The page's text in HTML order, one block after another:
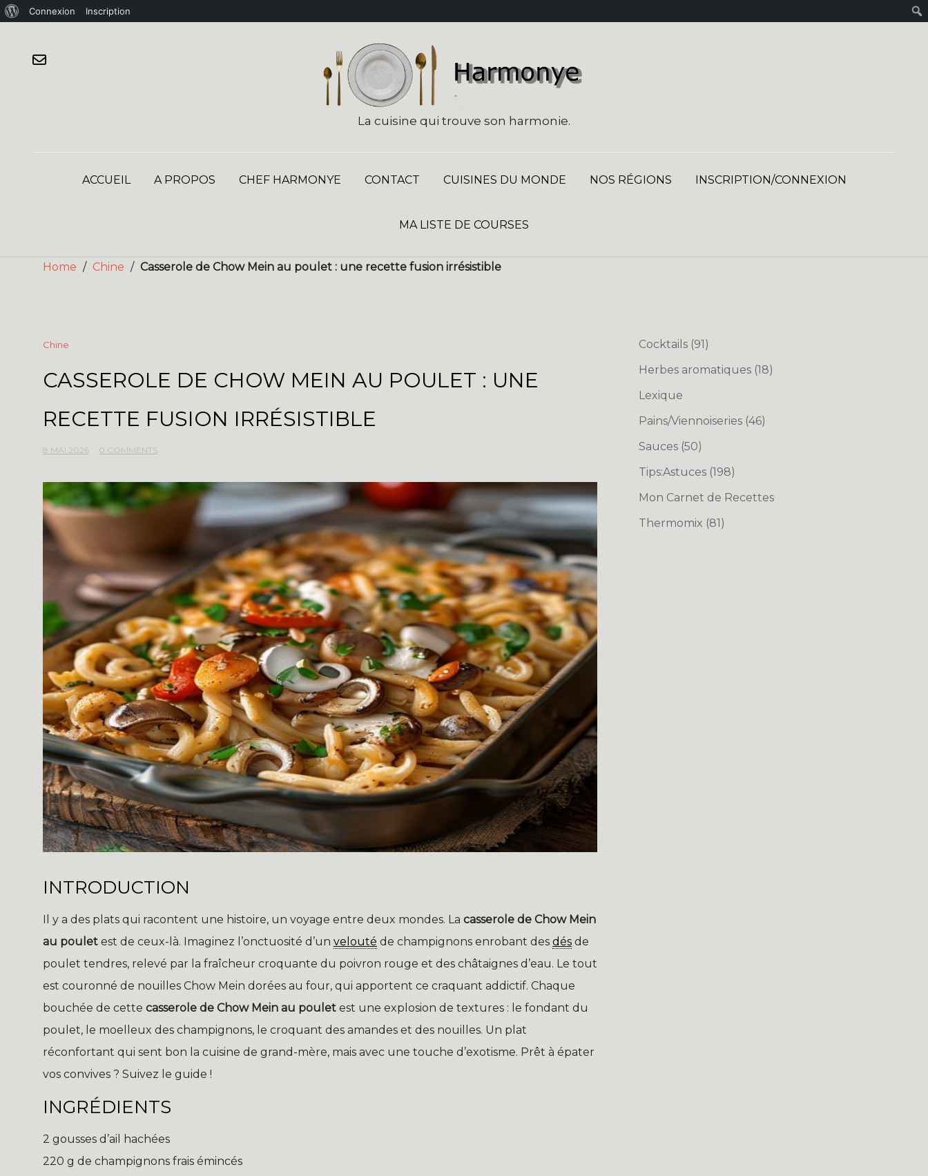
Connexion Inscription
La cuisine qui trouve son harmonie.
ACCUEIL A PROPOS CHEF HARMONYE CONTACT CUISINES DU MONDE NOS RÉGIONS INSCRIPTION/CONNEXION
MA LISTE DE COURSES
Home / Chine / Casserole de Chow Mein au poulet : une recette fusion irrésistible
Chine
CASSEROLE DE CHOW MEIN AU POULET : UNE
RECETTE FUSION IRRÉSISTIBLE
8 MAI 2026 0 COMMENTS
INTRODUCTION
Il y a des plats qui racontent une histoire, un voyage entre deux mondes. La casserole de Chow Mein
au poulet est de ceux-là. Imaginez l’onctuosité d’un velouté de champignons enrobant des dés de
poulet tendres, relevé par la fraîcheur croquante du poivron rouge et des châtaignes d’eau. Le tout
est couronné de nouilles Chow Mein dorées au four, qui apportent ce craquant addictif. Chaque
bouchée de cette casserole de Chow Mein au poulet est une explosion de textures : le fondant du
poulet, le moelleux des champignons, le croquant des amandes et des nouilles. Un plat
réconfortant qui sent bon la cuisine de grand-mère, mais avec une touche d’exotisme. Prêt à épater
vos convives ? Suivez le guide !
INGRÉDIENTS
2 gousses d’ail hachées
220 g de champignons frais émincés
Cocktails (91)
Herbes aromatiques (18)
Lexique
Pains/Viennoiseries (46)
Sauces (50)
Tips:Astuces (198)
Mon Carnet de Recettes
Thermomix (81)